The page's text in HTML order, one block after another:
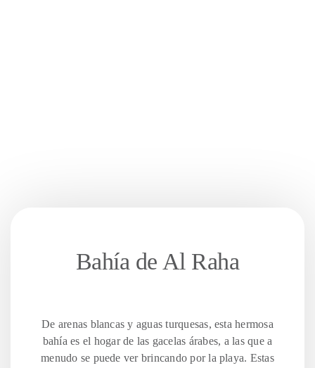
Bahía de Al Raha
De arenas blancas y aguas turquesas, esta hermosa
bahía es el hogar de las gacelas árabes, a las que a
menudo se puede ver brincando por la playa. Estas